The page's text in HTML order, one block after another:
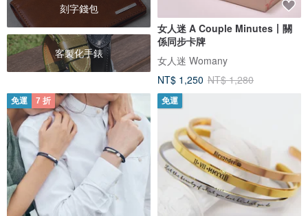
刻字錢包
客製化手錶
女人迷 A Couple Minutes丨關
係同步卡牌
女人迷 Womany
NT$ 1,250 NT$ 1,280
免運 7 折 免運